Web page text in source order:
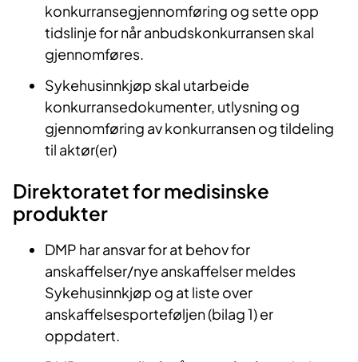
konkurransegjennomføring og sette opp
tidslinje for når anbudskonkurransen skal
gjennomføres.
Sykehusinnkjøp skal utarbeide
konkurransedokumenter, utlysning og
gjennomføring av konkurransen og tildeling
til aktør(er)
Direktoratet for medisinske
produkter
DMP har ansvar for at behov for
anskaffelser/nye anskaffelser meldes
Sykehusinnkjøp og at liste over
anskaffelsesporteføljen (bilag 1) er
oppdatert.